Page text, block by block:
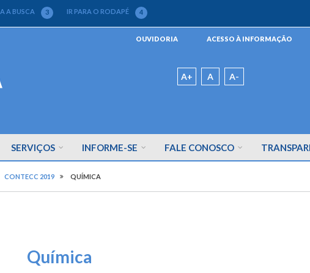
A BUSCA 3 IR PARA O RODAPÉ 4
OUVIDORIA ACESSO À INFORMAÇÃO
A+ A A-
SERVIÇOS INFORME-SE FALE CONOSCO
CONTECC 2019 QUÍMICA
Química